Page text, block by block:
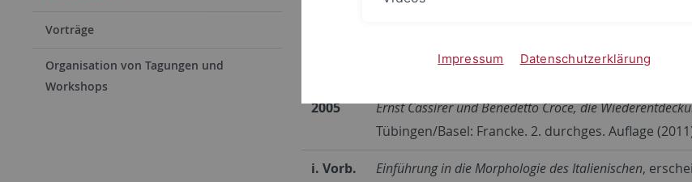
Vorträge
Organisation von Tagungen und
Workshops
Aspektualität – Ein onomasiologisches Modell am
Beihefte zur Zeitschrift für romanische Philologie
2005 Ernst Cassirer und Benedetto Croce, die
Tübingen/Basel: Francke. 2. durchges. Auflage
i. Vorb. Einführung in die Morphologie des Italienischen,
Impressum Datenschutzerklärung